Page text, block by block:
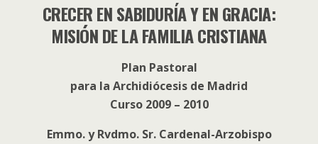
CRECER EN SABIDURÍA Y EN GRACIA:
MISIÓN DE LA FAMILIA CRISTIANA
Plan Pastoral
para la Archidiócesis de Madrid
Curso 2009 – 2010
Emmo. y Rvdmo. Sr. Cardenal-Arzobispo